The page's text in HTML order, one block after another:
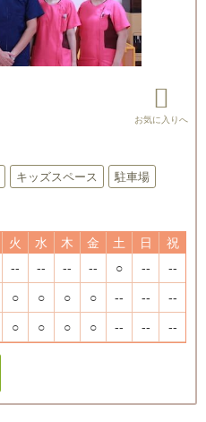
キッズスペース 駐車場
火 水 木 金 土 日
祝
-- -- -- -- ○ -- --
○ ○ ○ ○ -- -- --
○ ○ ○ ○ -- -- --